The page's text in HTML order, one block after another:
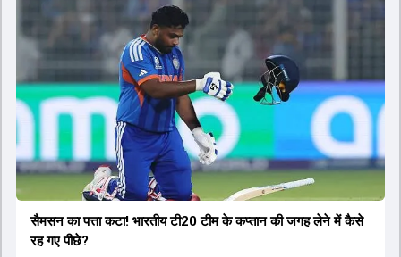
सैमसन का पत्ता कटा! भारतीय टी20 टीम के कप्तान की जगह लेने में कैसे
रह गए पीछे?